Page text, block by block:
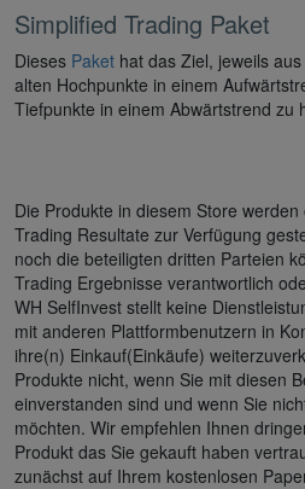
Simplified Trading Paket
Dieses Paket hat das Ziel, jeweils
alten Hochpunkte in einem
Tiefpunkte in einem Abwärtstrend zu
Die Produkte in diesem Store
Trading Resultate zur Verfügung
noch die beteiligten dritten Parteien
Trading Ergebnisse verantwortlich
WH SelfInvest stellt keine
mit anderen Plattformbenutzern in
ihre(n) Einkauf(Einkäufe)
Produkte nicht, wenn Sie mit diesen
einverstanden sind und wenn Sie
möchten. Wir empfehlen Ihnen
Produkt das Sie gekauft haben
zunächst auf Ihrem kostenlosen